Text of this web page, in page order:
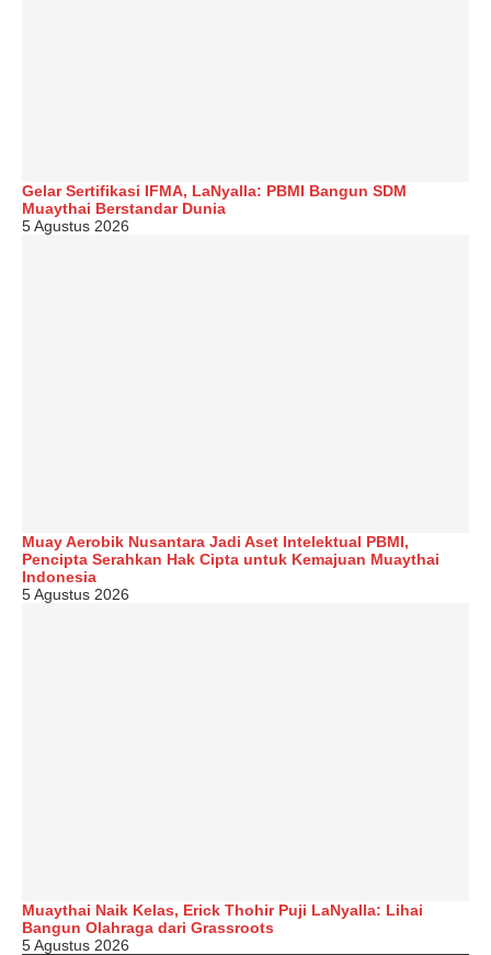
Gelar Sertifikasi IFMA, LaNyalla: PBMI Bangun SDM
Muaythai Berstandar Dunia
5 Agustus 2026
Muay Aerobik Nusantara Jadi Aset Intelektual PBMI,
Pencipta Serahkan Hak Cipta untuk Kemajuan Muaythai
Indonesia
5 Agustus 2026
Muaythai Naik Kelas, Erick Thohir Puji LaNyalla: Lihai
Bangun Olahraga dari Grassroots
5 Agustus 2026